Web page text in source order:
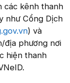
các kênh thanh
như Cổng Dịch
) và
địa phương nơi
hiện thanh